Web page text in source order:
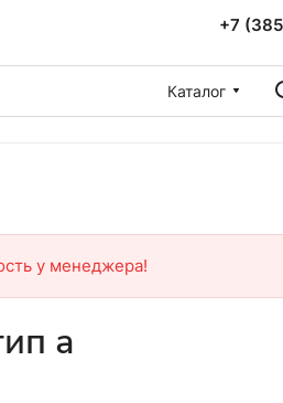
+7
Каталог
у менеджера!
а